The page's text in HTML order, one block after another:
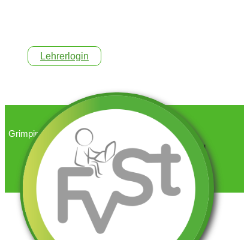
Lehrerlogin